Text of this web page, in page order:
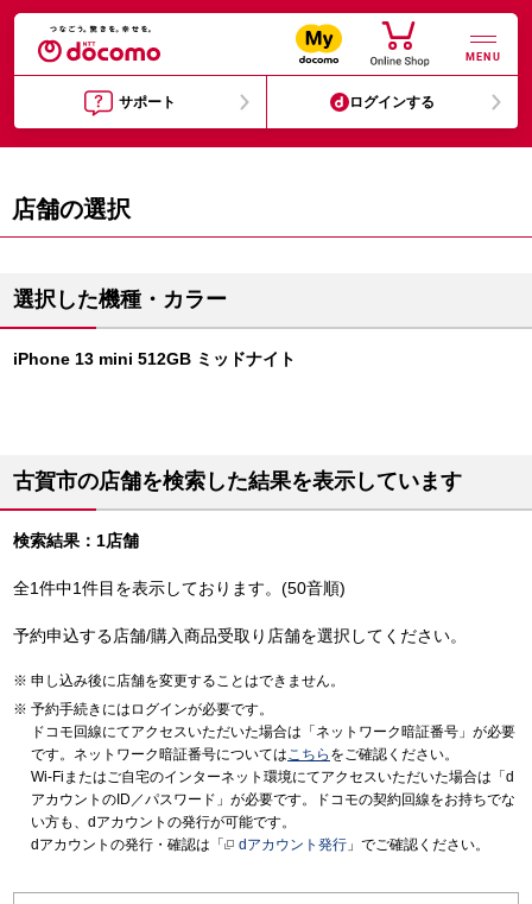
MENU
サポート ログインする
店舗の選択
選択した機種・カラー
iPhone 13 mini 512GB ミッドナイト
古賀市の店舗を検索した結果を表示しています
検索結果：1店舗
全1件中1件目を表示しております。(50音順)
予約申込する店舗/購入商品受取り店舗を選択してください。
申し込み後に店舗を変更することはできません。
予約手続きにはログインが必要です。
ドコモ回線にてアクセスいただいた場合は「ネットワーク暗証番号」が必要
です。ネットワーク暗証番号についてはこちら をご確認ください。
Wi-Fiまたはご自宅のインターネット環境にてアクセスいただいた場合は「d
アカウントのID／パスワード」が必要です。ドコモの契約回線をお持ちでな
い方も、dアカウントの発行が可能です。
dアカウントの発行・確認は「
dアカウント発行 」でご確認ください。